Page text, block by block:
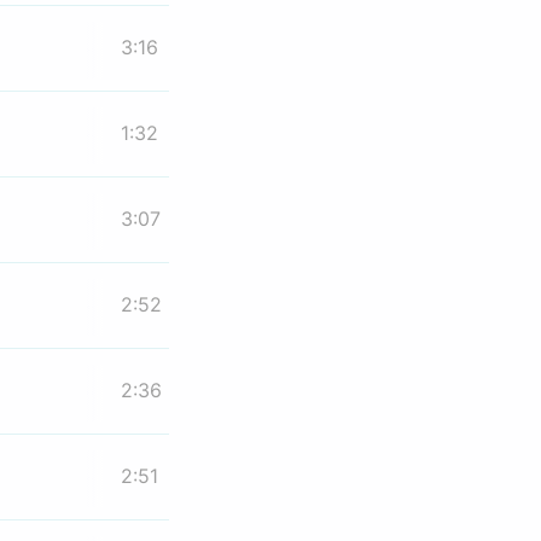
3:16
1:32
3:07
2:52
2:36
2:51